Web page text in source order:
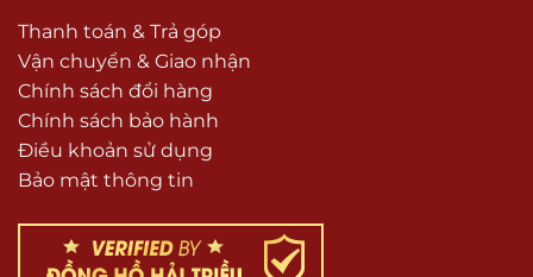
Thanh toán & Trả góp
Vận chuyển & Giao nhận
Chính sách đổi hàng
Chính sách bảo hành
Điều khoản sử dụng
Bảo mật thông tin